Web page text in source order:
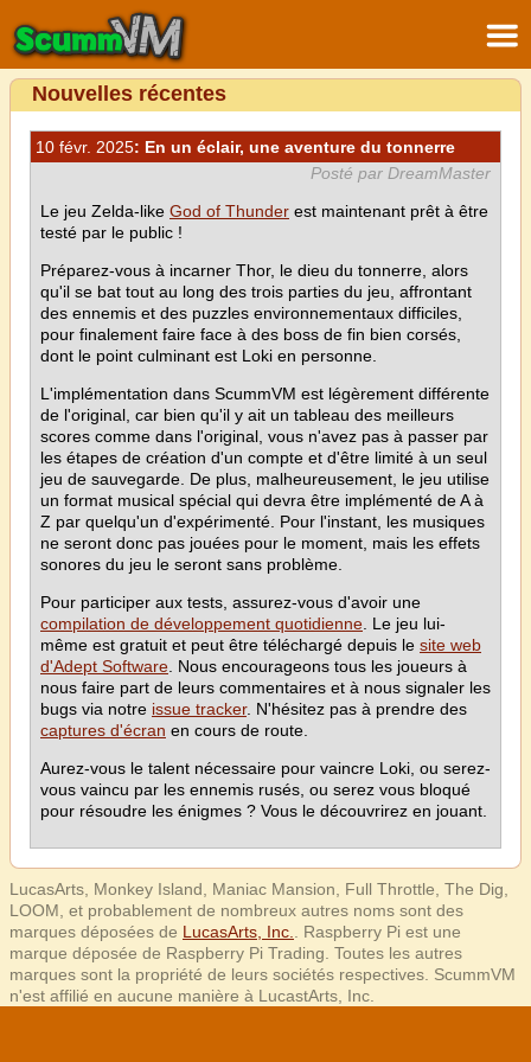
Nouvelles récentes
10 févr. 2025: En un éclair, une aventure du tonnerre
Posté par DreamMaster
Le jeu Zelda-like God of Thunder est maintenant prêt à être
testé par le public !
Préparez-vous à incarner Thor, le dieu du tonnerre, alors
qu'il se bat tout au long des trois parties du jeu, affrontant
des ennemis et des puzzles environnementaux difficiles,
pour finalement faire face à des boss de fin bien corsés,
dont le point culminant est Loki en personne.
L'implémentation dans ScummVM est légèrement différente
de l'original, car bien qu'il y ait un tableau des meilleurs
scores comme dans l'original, vous n'avez pas à passer par
les étapes de création d'un compte et d'être limité à un seul
jeu de sauvegarde. De plus, malheureusement, le jeu utilise
un format musical spécial qui devra être implémenté de A à
Z par quelqu'un d'expérimenté. Pour l'instant, les musiques
ne seront donc pas jouées pour le moment, mais les effets
sonores du jeu le seront sans problème.
Pour participer aux tests, assurez-vous d'avoir une
compilation de développement quotidienne . Le jeu lui-
même est gratuit et peut être téléchargé depuis le site web
d'Adept Software . Nous encourageons tous les joueurs à
nous faire part de leurs commentaires et à nous signaler les
bugs via notre issue tracker. N'hésitez pas à prendre des
captures d'écran en cours de route.
Aurez-vous le talent nécessaire pour vaincre Loki, ou serez-
vous vaincu par les ennemis rusés, ou serez vous bloqué
pour résoudre les énigmes ? Vous le découvrirez en jouant.
LucasArts, Monkey Island, Maniac Mansion, Full Throttle, The Dig,
LOOM, et probablement de nombreux autres noms sont des
marques déposées de LucasArts, Inc.
. Raspberry Pi est une
marque déposée de Raspberry Pi Trading. Toutes les autres
marques sont la propriété de leurs sociétés respectives. ScummVM
n'est affilié en aucune manière à LucastArts, Inc.